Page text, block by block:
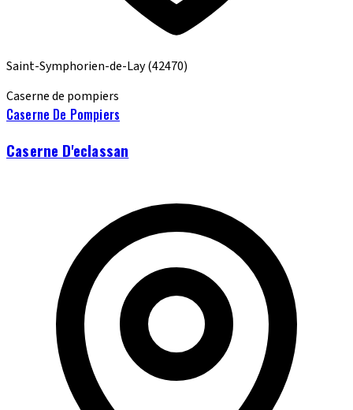
Saint-Symphorien-de-Lay(42470)
Caserne de pompiers
Caserne De Pompiers
Caserne D'eclassan